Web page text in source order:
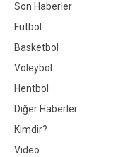
Son Haberler
Futbol
Basketbol
Voleybol
Hentbol
Diğer Haberler
Kimdir?
Video